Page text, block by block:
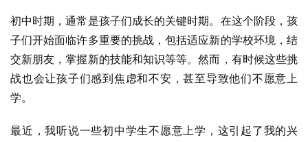
初中时期，通常是孩子们成长的关键时期。在这个阶段，孩
子们开始面临许多重要的挑战，包括适应新的学校环境，结
交新朋友，掌握新的技能和知识等等。然而，有时候这些挑
战也会让孩子们感到焦虑和不安，甚至导致他们不愿意上
学。
最近，我听说一些初中学生不愿意上学，这引起了我的兴